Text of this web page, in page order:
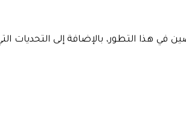
هذا التطور، بالإضافة إلى التحديات